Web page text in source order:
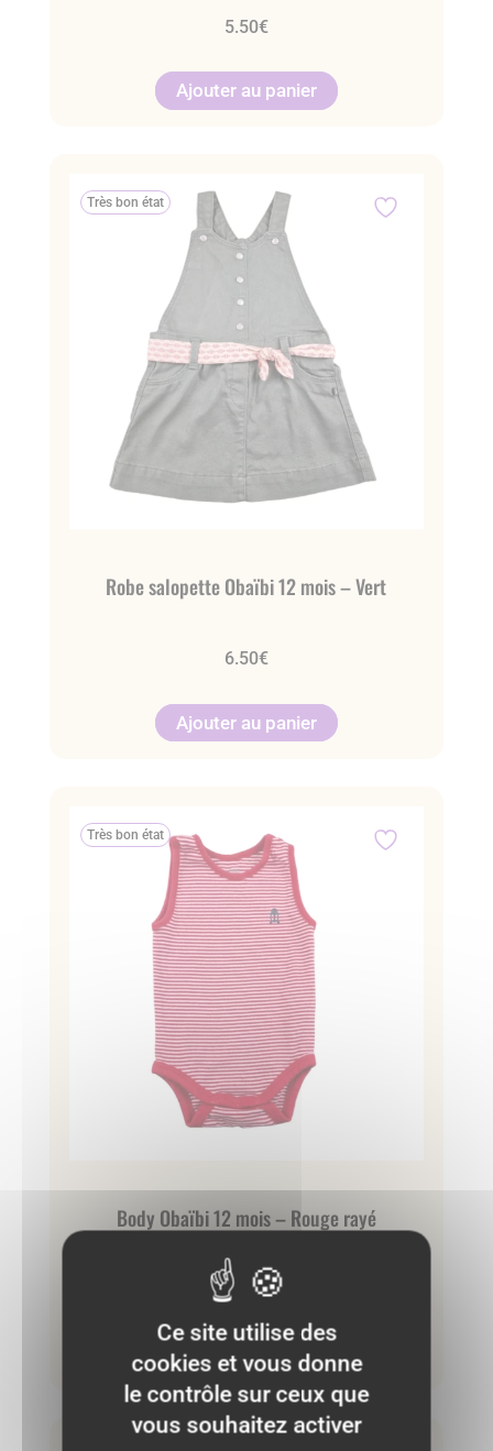
5.50€
Ajouter au panier
Très bon état
Robe salopette Obaïbi 12 mois – Vert
6.50€
Ajouter au panier
Très bon état
Body Obaïbi 12 mois – Rouge rayé
2.00€
Ajouter au panier
Ce site utilise des
cookies et vous donne
le contrôle sur ceux que
vous souhaitez activer